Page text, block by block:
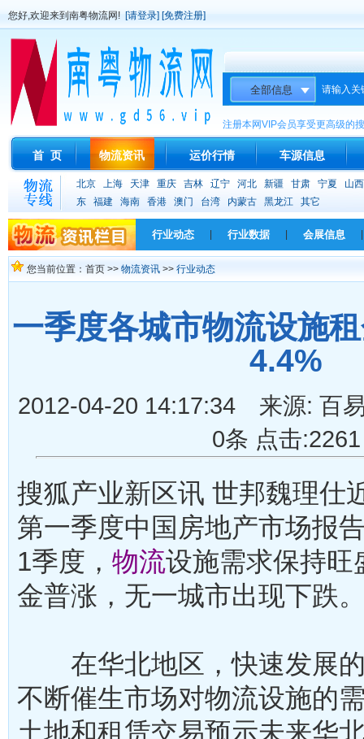
您好,欢迎来到南粤物流网! [请登录] [免费注册]
请输入关
注册本网VIP会员享受更高级的
首 页 物流资讯 运价行情 车源信息
北京 上海 天津 重庆 吉林 辽宁 河北 新疆 甘肃 宁夏
山西
东
福建 海南 香港 澳门 台湾 内蒙古 黑龙江 其它
行业动态 行业数据 会展信息
您当前位置：首页 >> 物流资讯 >> 行业动态
一季度各城市物流设施
4.4%
2012-04-20 14:17:34 来源: 百
0条 点击:2261
搜狐产业新区讯 世邦魏理仕
第一季度中国房地产市场报
1季度，物流设施需求保持旺
金普涨，无一城市出现下跌
在华北地区，快速发展的
不断催生市场对物流设施的
土地和租赁交易预示未来华